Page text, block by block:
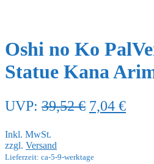
Oshi no Ko
Statue Kana
UVP: 39,52€
39,52 €
7,04 €
Inkl. MwSt.
zzgl. Versand
Lieferzeit: ca-5-9-werktage